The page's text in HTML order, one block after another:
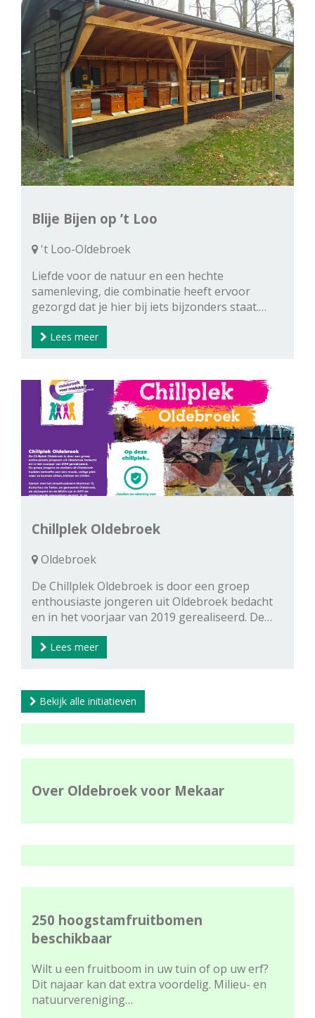
Blije Bijen op ’t Loo
't Loo-Oldebroek
Liefde voor de natuur en een hechte
samenleving, die combinatie heeft ervoor
gezorgd dat je hier bij iets bijzonders staat.…
Lees meer
Chillplek Oldebroek
Oldebroek
De Chillplek Oldebroek is door een groep
enthousiaste jongeren uit Oldebroek bedacht
en in het voorjaar van 2019 gerealiseerd. De…
Lees meer
Bekijk alle initiatieven
Over Oldebroek voor Mekaar
250 hoogstamfruitbomen
beschikbaar
Wilt u een fruitboom in uw tuin of op uw erf?
Dit najaar kan dat extra voordelig. Milieu- en
natuurvereniging…